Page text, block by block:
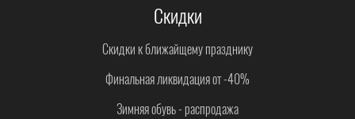
Скидки
Скидки к ближайщему празднику
Финальная ликвидация от -40%
Зимняя обувь - распродажа